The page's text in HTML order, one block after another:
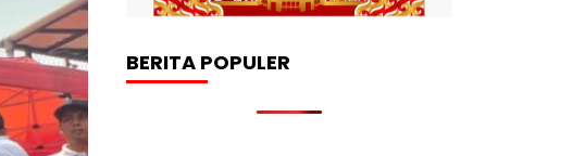
BERITA POPULER